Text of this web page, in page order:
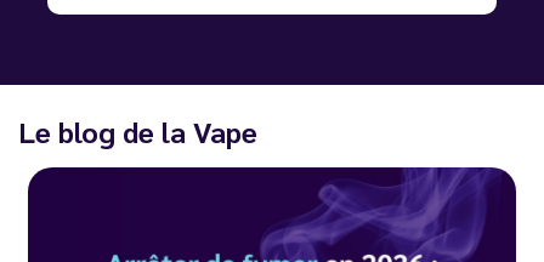
Le blog de la Vape